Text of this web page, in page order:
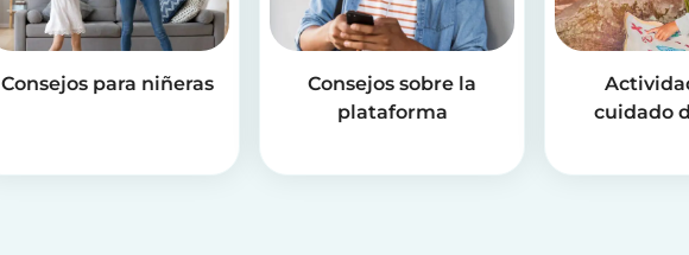
Consejos para niñeras
Consejos sobre la
plataforma
cuidado